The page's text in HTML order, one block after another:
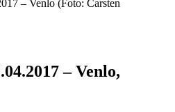
– Venlo (Foto: Carsten
– Venlo,